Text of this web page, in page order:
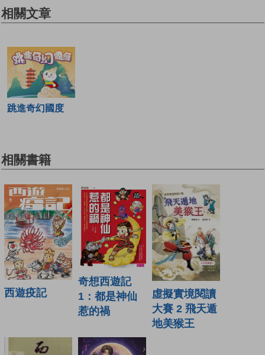
相關文章
跳進奇幻國度
相關書籍
西遊疫記
奇想西遊記
1：都是神仙
惹的禍
虛擬實境閱讀
大賽 2 飛天遁
地美猴王